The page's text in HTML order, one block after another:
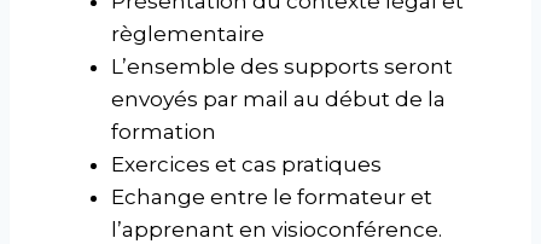
règlementaire
L’ensemble des supports seront
envoyés par mail au début de la
formation
Exercices et cas pratiques
Echange entre le formateur et
l’apprenant en visioconférence.